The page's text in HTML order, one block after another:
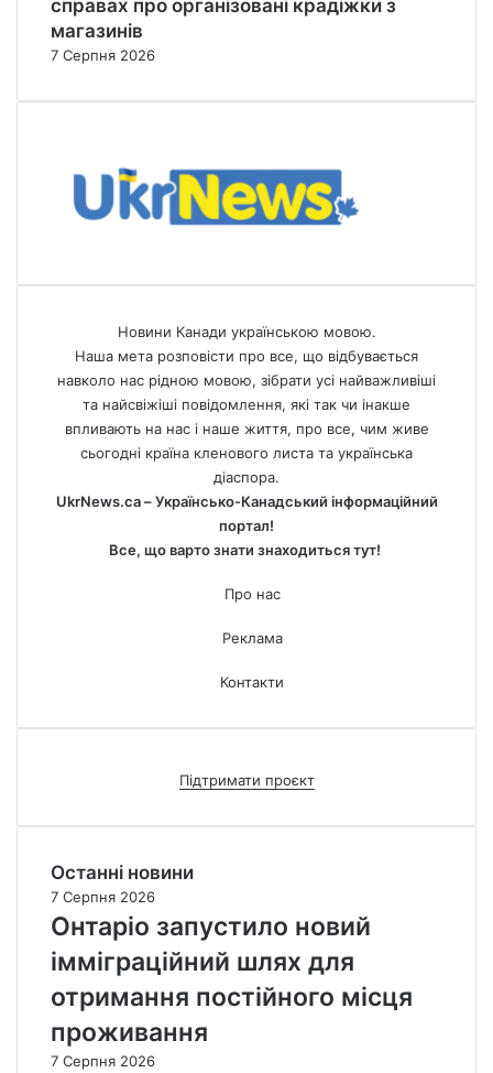
справах про організовані крадіжки з
магазинів
7 Серпня 2026
Новини Канади українською мовою.
Наша мета розповісти про все, що відбувається
навколо нас рідною мовою, зібрати усі найважливіші
та найсвіжіші повідомлення, які так чи інакше
впливають на нас і наше життя, про все, чим живе
сьогодні країна кленового листа та українська
діаспора.
UkrNews.ca – Українсько-Канадський інформаційний
портал!
Все, що варто знати знаходиться тут!
Про нас
Реклама
Контакти
Підтримати проєкт
Останні новини
7 Серпня 2026
Онтаріо запустило новий
імміграційний шлях для
отримання постійного місця
проживання
7 Серпня 2026